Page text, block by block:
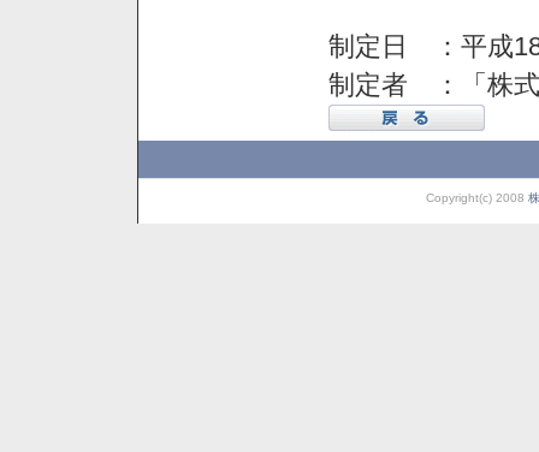
制定日 ：平成
制定者 ：「株
Copyright(c) 2008